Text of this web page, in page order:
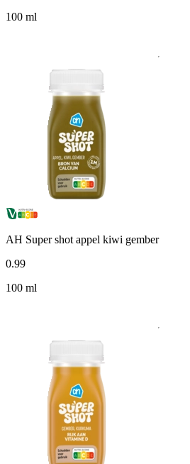
100 ml
AH Super shot appel kiwi gember
0.99
100 ml